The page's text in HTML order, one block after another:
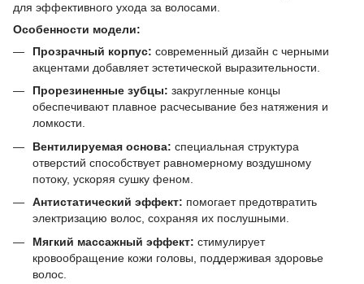
для эффективного ухода за волосами.
Особенности модели:
Прозрачный корпус: современный дизайн с черными
акцентами добавляет эстетической выразительности.
Прорезиненные зубцы: закругленные концы
обеспечивают плавное расчесывание без натяжения и
ломкости.
Вентилируемая основа: специальная структура
отверстий способствует равномерному воздушному
потоку, ускоряя сушку феном.
Антистатический эффект: помогает предотвратить
электризацию волос, сохраняя их послушными.
Мягкий массажный эффект: стимулирует
кровообращение кожи головы, поддерживая здоровье
волос.